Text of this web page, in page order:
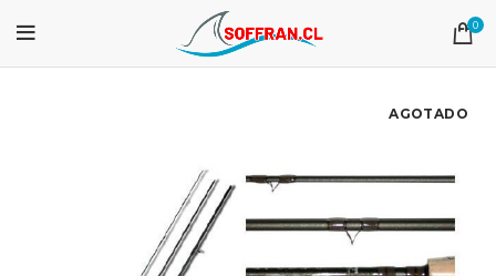
0
AGOTADO